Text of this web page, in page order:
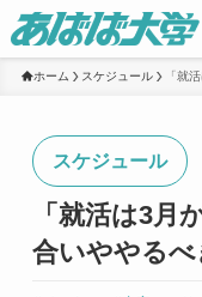
ホーム スケジュール 「就
スケジュール
「就活は3月
合いややる